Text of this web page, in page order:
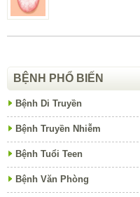
BỆNH PHỔ BIẾN
Bệnh Di Truyền
Bệnh Truyền Nhiễm
Bệnh Tuổi Teen
Bệnh Văn Phòng